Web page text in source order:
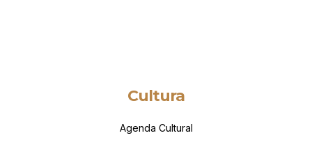
Cultura
Agenda Cultural